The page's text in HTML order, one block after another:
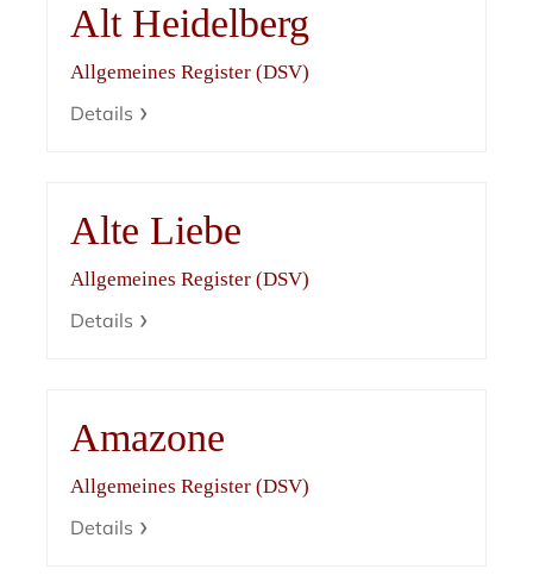
Alt Heidelberg
Allgemeines Register (DSV)
Details
Alte Liebe
Allgemeines Register (DSV)
Details
Amazone
Allgemeines Register (DSV)
Details